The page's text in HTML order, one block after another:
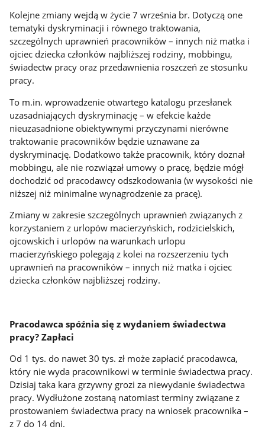
Kolejne zmiany wejdą w życie 7 września br. Dotyczą one
tematyki dyskryminacji i równego traktowania,
szczególnych uprawnień pracowników – innych niż matka i
ojciec dziecka członków najbliższej rodziny, mobbingu,
świadectw pracy oraz przedawnienia roszczeń ze stosunku
pracy.
To m.in. wprowadzenie otwartego katalogu przesłanek
uzasadniających dyskryminację – w efekcie każde
nieuzasadnione obiektywnymi przyczynami nierówne
traktowanie pracowników będzie uznawane za
dyskryminację. Dodatkowo także pracownik, który doznał
mobbingu, ale nie rozwiązał umowy o pracę, będzie mógł
dochodzić od pracodawcy odszkodowania (w wysokości nie
niższej niż minimalne wynagrodzenie za pracę).
Zmiany w zakresie szczególnych uprawnień związanych z
korzystaniem z urlopów macierzyńskich, rodzicielskich,
ojcowskich i urlopów na warunkach urlopu
macierzyńskiego polegają z kolei na rozszerzeniu tych
uprawnień na pracowników – innych niż matka i ojciec
dziecka członków najbliższej rodziny.
Pracodawca spóźnia się z wydaniem świadectwa
pracy? Zapłaci
Od 1 tys. do nawet 30 tys. zł może zapłacić pracodawca,
który nie wyda pracownikowi w terminie świadectwa pracy.
Dzisiaj taka kara grzywny grozi za niewydanie świadectwa
pracy. Wydłużone zostaną natomiast terminy związane z
prostowaniem świadectwa pracy na wniosek pracownika –
z 7 do 14 dni.